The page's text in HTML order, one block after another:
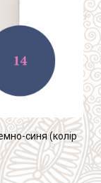
синя (колір